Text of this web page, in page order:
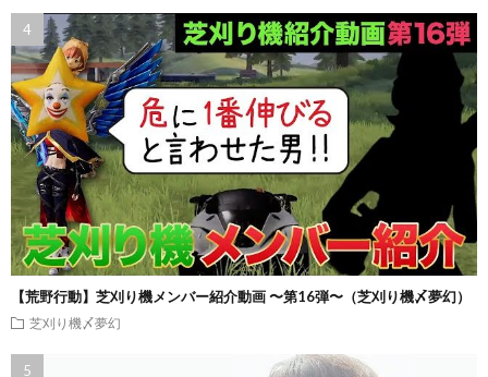
【荒野行動】芝刈り機メンバー紹介動画 〜第16弾〜（芝刈り機〆夢幻）
芝刈り機〆夢幻